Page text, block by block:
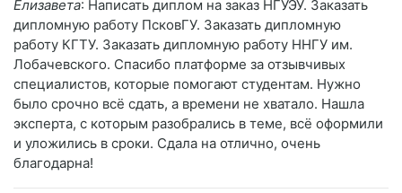
Елизавета: Написать диплом на заказ НГУЭУ. Заказать
дипломную работу ПсковГУ. Заказать дипломную
работу КГТУ. Заказать дипломную работу ННГУ им.
Лобачевского. Спасибо платформе за отзывчивых
специалистов, которые помогают студентам. Нужно
было срочно всё сдать, а времени не хватало. Нашла
эксперта, с которым разобрались в теме, всё оформили
и уложились в сроки. Сдала на отлично, очень
благодарна!